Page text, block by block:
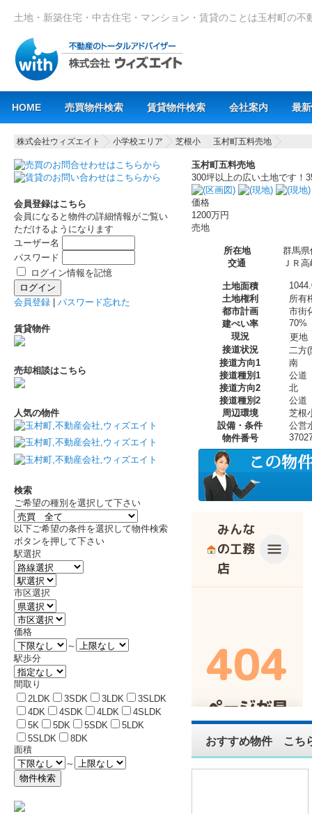
土地・新築住宅・中古住宅・マンション・賃貸のことは玉村町の
HOME 売買物件検索 賃貸物件検索 会社案内 最
株式会社ウィズエイト 小学校エリア 芝根小 玉村町五料売地
玉村町五料売地
300坪以上の広い土地です！
価格
1200万円
売地
所在地
群馬県
交通
ＪＲ
土地面積
土地権利
所有
都市計画
市街
建ぺい率
70%
現況
更地
接道状況
二方
接道方向1
南
接道種別1
公道
接道方向2
北
接道種別2
公道
周辺環境
芝根
設備・条件
公営
物件番号
おすすめ物件 こち
会員登録はこちら
会員になると物件の詳細情報がご覧い
ただけるようになります
ユーザー名
パスワード
ログイン情報を記憶
会員登録 | パスワード忘れた
賃貸物件
売却相談はこちら
人気の物件
検索
ご希望の種別を選択して下さい
以下ご希望の条件を選択して物件検索
ボタンを押して下さい
駅選択
市区選択
価格
～
駅歩分
間取り
2LDK
3SDK 3LDK
3SLDK
4DK
4SDK 4LDK
4SLDK
5K
5DK 5SDK
5LDK
5SLDK
8DK
面積
～